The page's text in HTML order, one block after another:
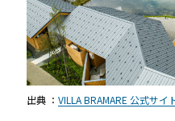
出典 ： VILLA BRAMARE 公式サイ
RemoteLOCKを導入
活用事例
お客さま
宿泊施設での運用にお